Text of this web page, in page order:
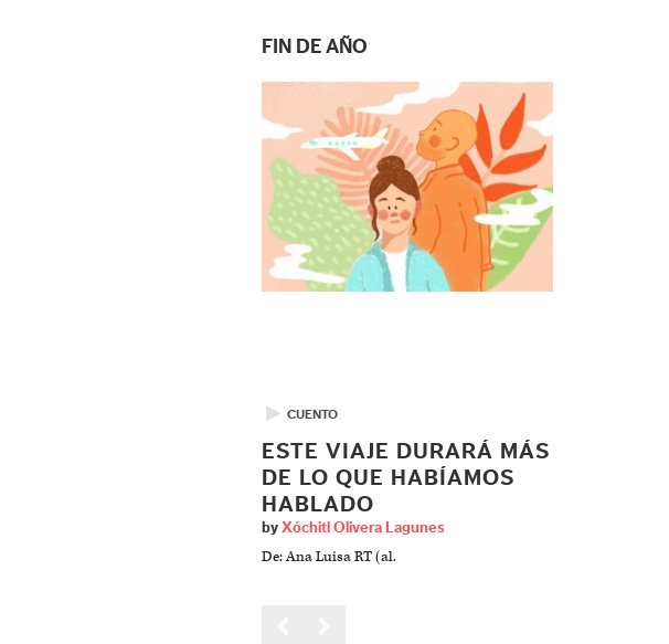
FIN DE AÑO
▶ CUENTO
ESTE VIAJE DURARÁ MÁS
DE LO QUE HABÍAMOS
HABLADO
by Xóchitl Olivera Lagunes
De: Ana Luisa RT (al.